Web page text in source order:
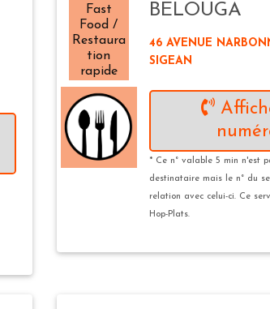
Fast
Food /
Restaura
tion
rapide
BELOUGA
46 AVENUE
SIGEAN
* Ce n° valable 5 min n'est
destinataire mais le n° du
relation avec celui-ci. Ce
Hop-Plats.